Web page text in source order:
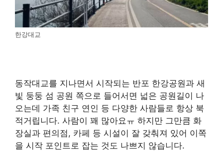
한강대교
동작대교를 지나면서 시작되는 반포 한강공원과 새
빛 둥둥 섬 공원 쪽으로 들어서면 넓은 공원길이 나
오는데 가족 친구 연인 등 다양한 사람들로 항상 북
적거립니다. 사람이 꽤 많아요ㅠ 하지만 그만큼 화
장실과 편의점, 카페 등 시설이 잘 갖춰져 있어 이쪽
을 시작 포인트로 잡는 것도 나쁘지 않습니다.